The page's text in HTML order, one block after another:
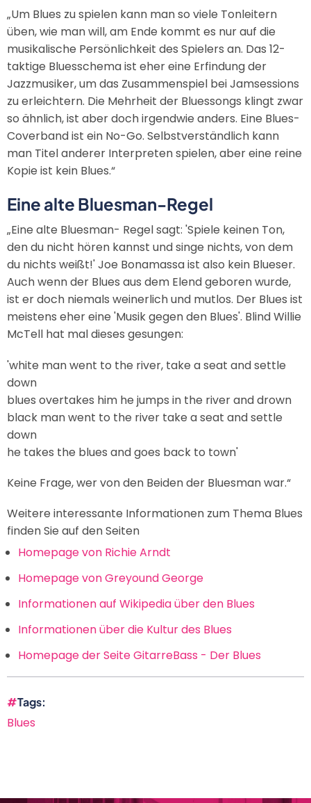
„Um Blues zu spielen kann man so viele Tonleitern
üben, wie man will, am Ende kommt es nur auf die
musikalische Persönlichkeit des Spielers an. Das 12-
taktige Bluesschema ist eher eine Erfindung der
Jazzmusiker, um das Zusammenspiel bei Jamsessions
zu erleichtern. Die Mehrheit der Bluessongs klingt zwar
so ähnlich, ist aber doch irgendwie anders. Eine Blues-
Coverband ist ein No-Go. Selbstverständlich kann
man Titel anderer Interpreten spielen, aber eine reine
Kopie ist kein Blues.“
Eine alte Bluesman-Regel
„Eine alte Bluesman- Regel sagt: 'Spiele keinen Ton,
den du nicht hören kannst und singe nichts, von dem
du nichts weißt!' Joe Bonamassa ist also kein Blueser.
Auch wenn der Blues aus dem Elend geboren wurde,
ist er doch niemals weinerlich und mutlos. Der Blues ist
meistens eher eine 'Musik gegen den Blues'. Blind Willie
McTell hat mal dieses gesungen:
'white man went to the river, take a seat and settle
down
blues overtakes him he jumps in the river and drown
black man went to the river take a seat and settle
down
he takes the blues and goes back to town'
Keine Frage, wer von den Beiden der Bluesman war.“
Weitere interessante Informationen zum Thema Blues
finden Sie auf den Seiten
Homepage von Richie Arndt
Homepage von Greyound George
Informationen auf Wikipedia über den Blues
Informationen über die Kultur des Blues
Homepage der Seite GitarreBass - Der Blues
Tags
Blues